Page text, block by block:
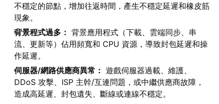
不穩定的節點，增加往返時間，產生不穩定延遲和橡皮筋
現象。
背景程式過多： 背景應用程式（下載、雲端同步、串
流、更新等）佔用頻寬和 CPU 資源，導致封包延遲和操
作延遲。
伺服器/網路供應商異常： 遊戲伺服器過載、維護、
DDoS 攻擊、ISP 主幹/互連問題，或中繼供應商故障，
造成高延遲、封包遺失、斷線或連線不穩定。